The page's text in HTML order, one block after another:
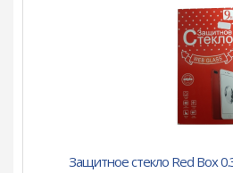
Защитное стекло Red Box